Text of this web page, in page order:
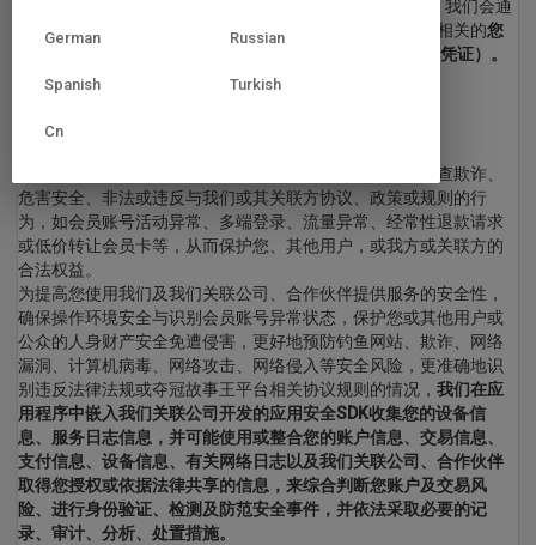
为确认交易状态及为您提供会员VIP售后与争议解决服务，我们会通
过您基于交易所选择的支付机构、支付方式等收集与交易相关的您
的交易、支付信息（如IOS端的IAP支付的交易凭证和收费凭证）。
风险识别：我们可能使用您的个人信息以预防、发现、调查欺诈、
危害安全、非法或违反与我们或其关联方协议、政策或规则的行
为，如会员账号活动异常、多端登录、流量异常、经常性退款请求
或低价转让会员卡等，从而保护您、其他用户，或我方或关联方的
合法权益。
为提高您使用我们及我们关联公司、合作伙伴提供服务的安全性，
确保操作环境安全与识别会员账号异常状态，保护您或其他用户或
公众的人身财产安全免遭侵害，更好地预防钓鱼网站、欺诈、网络
漏洞、计算机病毒、网络攻击、网络侵入等安全风险，更准确地识
别违反法律法规或夺冠故事王平台相关协议规则的情况， 我们在应
用程序中嵌入我们关联公司开发的应用安全SDK收集您的设备信
息、服务日志信息，并可能使用或整合您的账户信息、交易信息、
支付信息、设备信息、有关网络日志以及我们关联公司、合作伙伴
取得您授权或依据法律共享的信息，来综合判断您账户及交易风
险、进行身份验证、检测及防范安全事件，并依法采取必要的记
录、审计、分析、处置措施。
German Russian
Spanish Turkish
Cn